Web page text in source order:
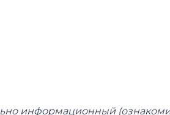
информационный